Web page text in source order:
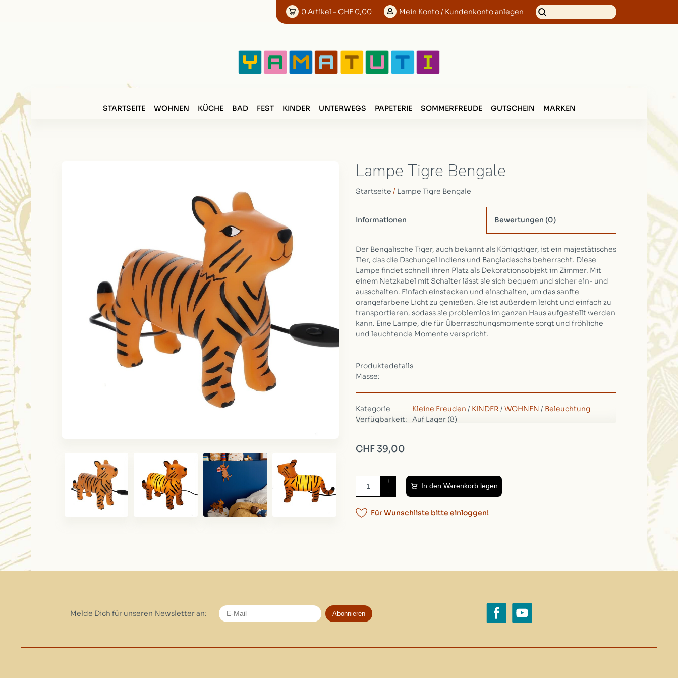
0Artikel - CHF 0,00 Mein Konto/ Kundenkonto anlegen
STARTSEITE WOHNEN KÜCHE BAD FEST KINDER UNTERWEGS PAPETERIE SOMMERFREUDE GUTSCHEIN MARKEN
Lampe Tigre Bengale
Startseite / Lampe Tigre Bengale
Informationen Bewertungen (0)
Der Bengalische Tiger, auch bekannt als Königstiger, ist ein majestätisches
Tier, das die Dschungel Indiens und Bangladeschs beherrscht. Diese
Lampe findet schnell ihren Platz als Dekorationsobjekt im Zimmer. Mit
einem Netzkabel mit Schalter lässt sie sich bequem und sicher ein- und
ausschalten. Einfach einstecken und einschalten, um das sanfte
orangefarbene Licht zu genießen. Sie ist außerdem leicht und einfach zu
transportieren, sodass sie problemlos im ganzen Haus aufgestellt werden
kann. Eine Lampe, die für Überraschungsmomente sorgt und fröhliche
und leuchtende Momente verspricht.
Produktedetails
Masse:
Kategorie Kleine Freuden / KINDER / WOHNEN / Beleuchtung
Verfügbarkeit:
Auf Lager (8)
CHF 39,00
+
-
In den Warenkorb legen
Für Wunschliste bitte einloggen!
Melde Dich für unseren Newsletter an: Abonnieren